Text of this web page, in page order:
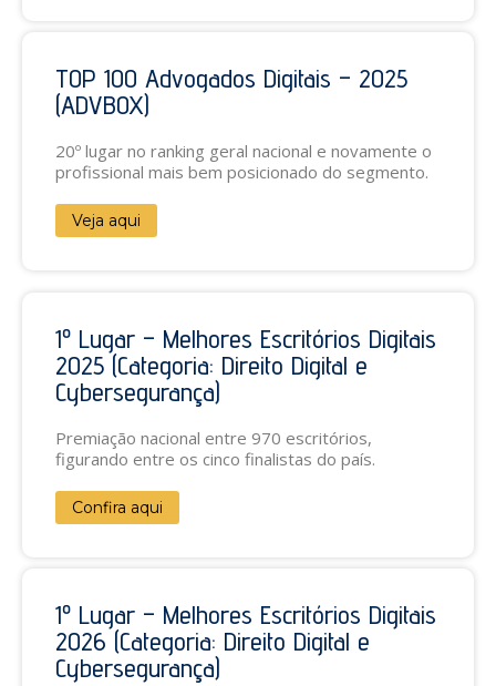
TOP 100 Advogados Digitais – 2025
(ADVBOX)
20º lugar no ranking geral nacional e novamente o
profissional mais bem posicionado do segmento.
Veja aqui
1º Lugar – Melhores Escritórios Digitais
2025 (Categoria: Direito Digital e
Cybersegurança)
Premiação nacional entre 970 escritórios,
figurando entre os cinco finalistas do país.
Confira aqui
1º Lugar – Melhores Escritórios Digitais
2026 (Categoria: Direito Digital e
Cybersegurança)